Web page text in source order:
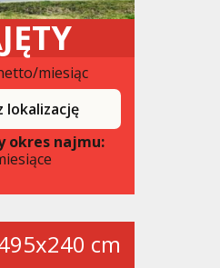
miesiąc
lokalizację
okres najmu:
cm